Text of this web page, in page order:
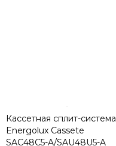
Кассетная сплит-система
Energolux Cassete
SAC48С5-A/SAU48U5-A